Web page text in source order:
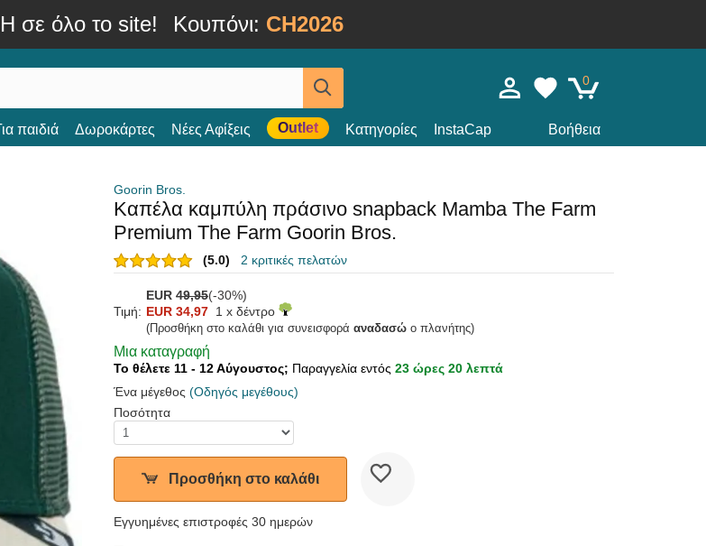
σε όλο το site! Κουπόνι: CH2026
0
παιδιά Δωροκάρτες Νέες Αφίξεις Outlet Κατηγορίες InstaCap Βοήθεια
Goorin Bros.
Καπέλα καμπύλη πράσινο snapback Mamba The Farm
Premium The Farm Goorin Bros.
(5.0) 2 κριτικές πελατών
EUR 49,95(-30%)
Τιμή: EUR 34,97 1 x δέντρο
(Προσθήκη στο καλάθι για συνεισφορά αναδασώ ο πλανήτης)
Μια καταγραφή
Το θέλετε 11 - 12 Αύγουστος; Παραγγελία εντός 23 ώρες 20 λεπτά
Ένα μέγεθος (Οδηγός μεγέθους)
Ποσότητα
Προσθήκη στο καλάθι
Εγγυημένες επιστροφές 30 ημερών